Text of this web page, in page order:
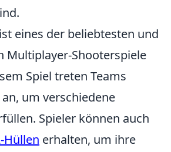
eines der beliebtesten und
Multiplayer-Shooterspiele
Spiel treten Teams
um verschiedene
Spieler können auch
Hüllen erhalten, um ihre